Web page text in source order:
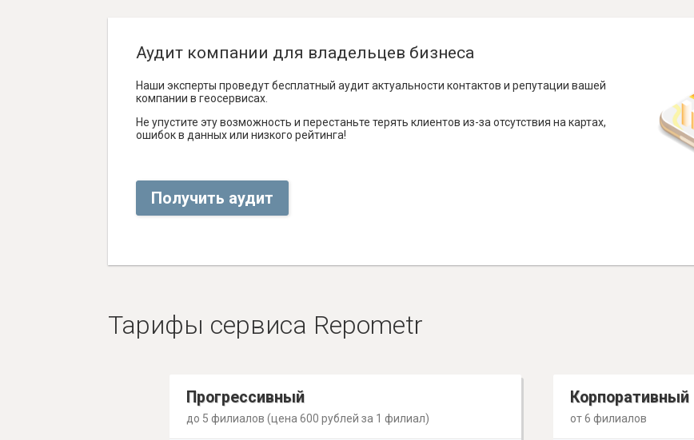
Аудит компании для владельцев бизнеса
Наши эксперты проведут бесплатный аудит актуальности контактов и репутации вашей
компании в геосервисах.
Не упустите эту возможность и перестаньте терять клиентов из-за отсутствия на картах,
ошибок в данных или низкого рейтинга!
Получить аудит
Тарифы сервиса Repometr
Прогрессивный
до 5 филиалов (цена 600 рублей за 1 филиал)
Корпоративный
от 6 филиалов